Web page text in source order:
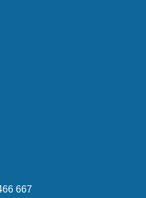
6 667